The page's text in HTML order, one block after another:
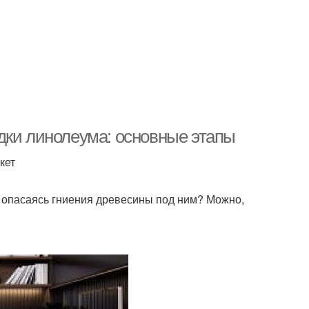
линолеума: основные этапы
гниения древесины под ним? Можно,